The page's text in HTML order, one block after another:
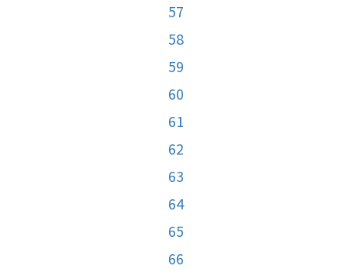
57
58
59
60
61
62
63
64
65
66